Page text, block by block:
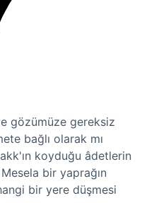
gözümüze gereksiz
bağlı olarak mı
koyduğu âdetlerin
bir yaprağın
bir yere düşmesi